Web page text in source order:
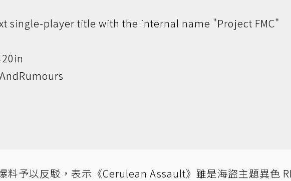
single-player title with the internal name "Project FMC"
in
料予以反駁，表示《Cerulean Assault》雖是海盜主題異色